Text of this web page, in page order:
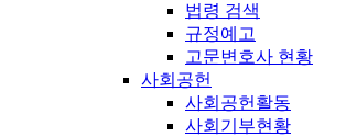
법령 검색
규정예고
고문변호사 현황
사회공헌
사회공헌활동
사회기부현황